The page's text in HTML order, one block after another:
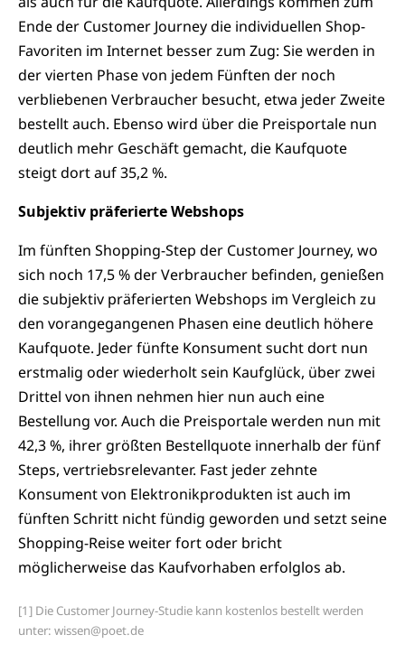
Ende der Customer Journey die individuellen Shop-
Favoriten im Internet besser zum Zug: Sie werden in
der vierten Phase von jedem Fünften der noch
verbliebenen Verbraucher besucht, etwa jeder Zweite
bestellt auch. Ebenso wird über die Preisportale nun
deutlich mehr Geschäft gemacht, die Kaufquote
steigt dort auf 35,2 %.
Subjektiv präferierte Webshops
Im fünften Shopping-Step der Customer Journey, wo
sich noch 17,5 % der Verbraucher befinden, genießen
die subjektiv präferierten Webshops im Vergleich zu
den vorangegangenen Phasen eine deutlich höhere
Kaufquote. Jeder fünfte Konsument sucht dort nun
erstmalig oder wiederholt sein Kaufglück, über zwei
Drittel von ihnen nehmen hier nun auch eine
Bestellung vor. Auch die Preisportale werden nun mit
42,3 %, ihrer größten Bestellquote innerhalb der fünf
Steps, vertriebsrelevanter. Fast jeder zehnte
Konsument von Elektronikprodukten ist auch im
fünften Schritt nicht fündig geworden und setzt seine
Shopping-Reise weiter fort oder bricht
möglicherweise das Kaufvorhaben erfolglos ab.
[1] Die Customer Journey-Studie kann kostenlos bestellt werden
unter: wissen@poet.de